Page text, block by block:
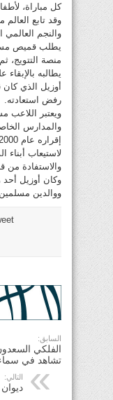
كل مباراة،
وقد تابع
والنجم العالمي
يطلب قميص
منصة التتويج،
يطالبه بالإبقاء
أوزيل الذي كان
رفض استعادته.
ويعتبر اللاعب
والمدارس
لاستيعاب أبناء
والاستفادة من
وكان أوزيل أحد
ووالدين مسلمين.
السابق:
الفلكي
تشاهد في
التالي: